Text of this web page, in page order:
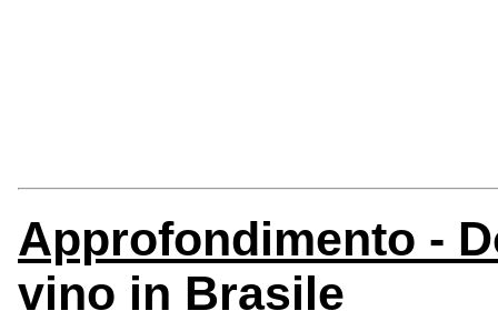
Approfondimento -
vino in Brasile